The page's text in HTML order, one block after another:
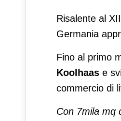
Risalente al
Germania
Fino al primo
Koolhaas e
commercio di
Con 7mila mq